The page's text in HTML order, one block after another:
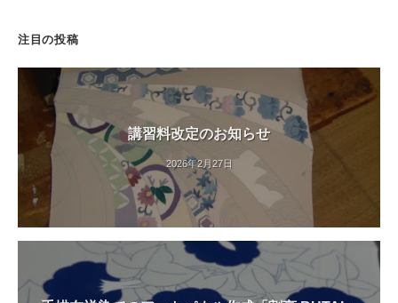
注目の投稿
講習料改定のお知らせ
2026年2月27日